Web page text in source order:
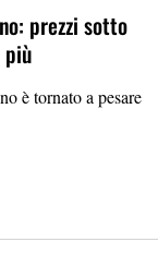
prezzi sotto
più
è tornato a pesare